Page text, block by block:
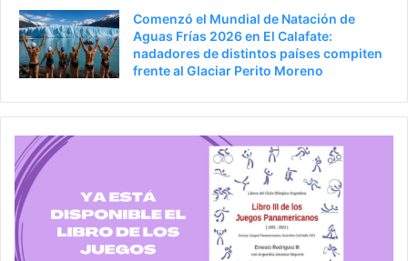
Comenzó el Mundial de Natación de
Aguas Frías 2026 en El Calafate:
nadadores de distintos países compiten
frente al Glaciar Perito Moreno